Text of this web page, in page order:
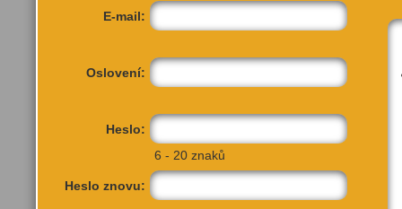
E-mail:
Oslovení:
Heslo:
6 - 20 znaků
Heslo znovu: